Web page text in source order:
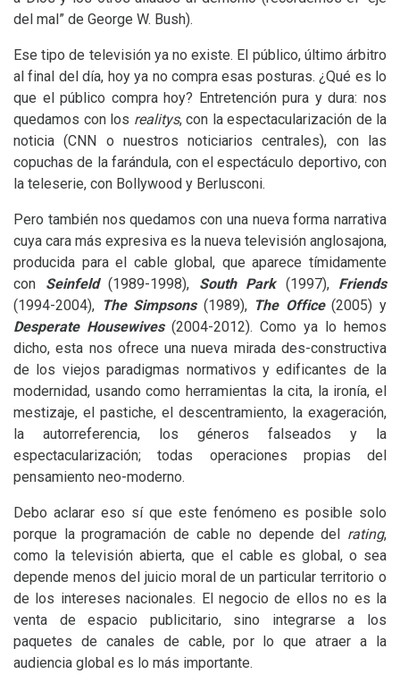
del mal” de George W. Bush).
Ese tipo de televisión ya no existe. El público, último árbitro
al final del día, hoy ya no compra esas posturas. ¿Qué es lo
que el público compra hoy? Entretención pura y dura: nos
quedamos con los realitys, con la espectacularización de la
noticia (CNN o nuestros noticiarios centrales), con las
copuchas de la farándula, con el espectáculo deportivo, con
la teleserie, con Bollywood y Berlusconi.
Pero también nos quedamos con una nueva forma narrativa
cuya cara más expresiva es la nueva televisión anglosajona,
producida para el cable global, que aparece tímidamente
con Seinfeld (1989-1998), South Park(1997), Friends
(1994-2004), The Simpsons (1989), The Office (2005) y
Desperate Housewives (2004-2012). Como ya lo hemos
dicho, esta nos ofrece una nueva mirada des-constructiva
de los viejos paradigmas normativos y edificantes de la
modernidad, usando como herramientas la cita, la ironía, el
mestizaje, el pastiche, el descentramiento, la exageración,
la autorreferencia, los géneros falseados y la
espectacularización; todas operaciones propias del
pensamiento neo-moderno.
Debo aclarar eso sí que este fenómeno es posible solo
porque la programación de cable no depende del rating,
como la televisión abierta, que el cable es global, o sea
depende menos del juicio moral de un particular territorio o
de los intereses nacionales. El negocio de ellos no es la
venta de espacio publicitario, sino integrarse a los
paquetes de canales de cable, por lo que atraer a la
audiencia global es lo más importante.